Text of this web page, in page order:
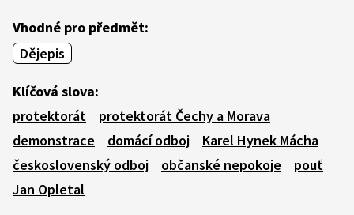
Vhodné pro předmět:
Dějepis
Klíčová slova:
protektorát
protektorát Čechy a Morava
demonstrace
domácí odboj
Karel Hynek Mácha
československý odboj
občanské nepokoje
pouť
Jan Opletal